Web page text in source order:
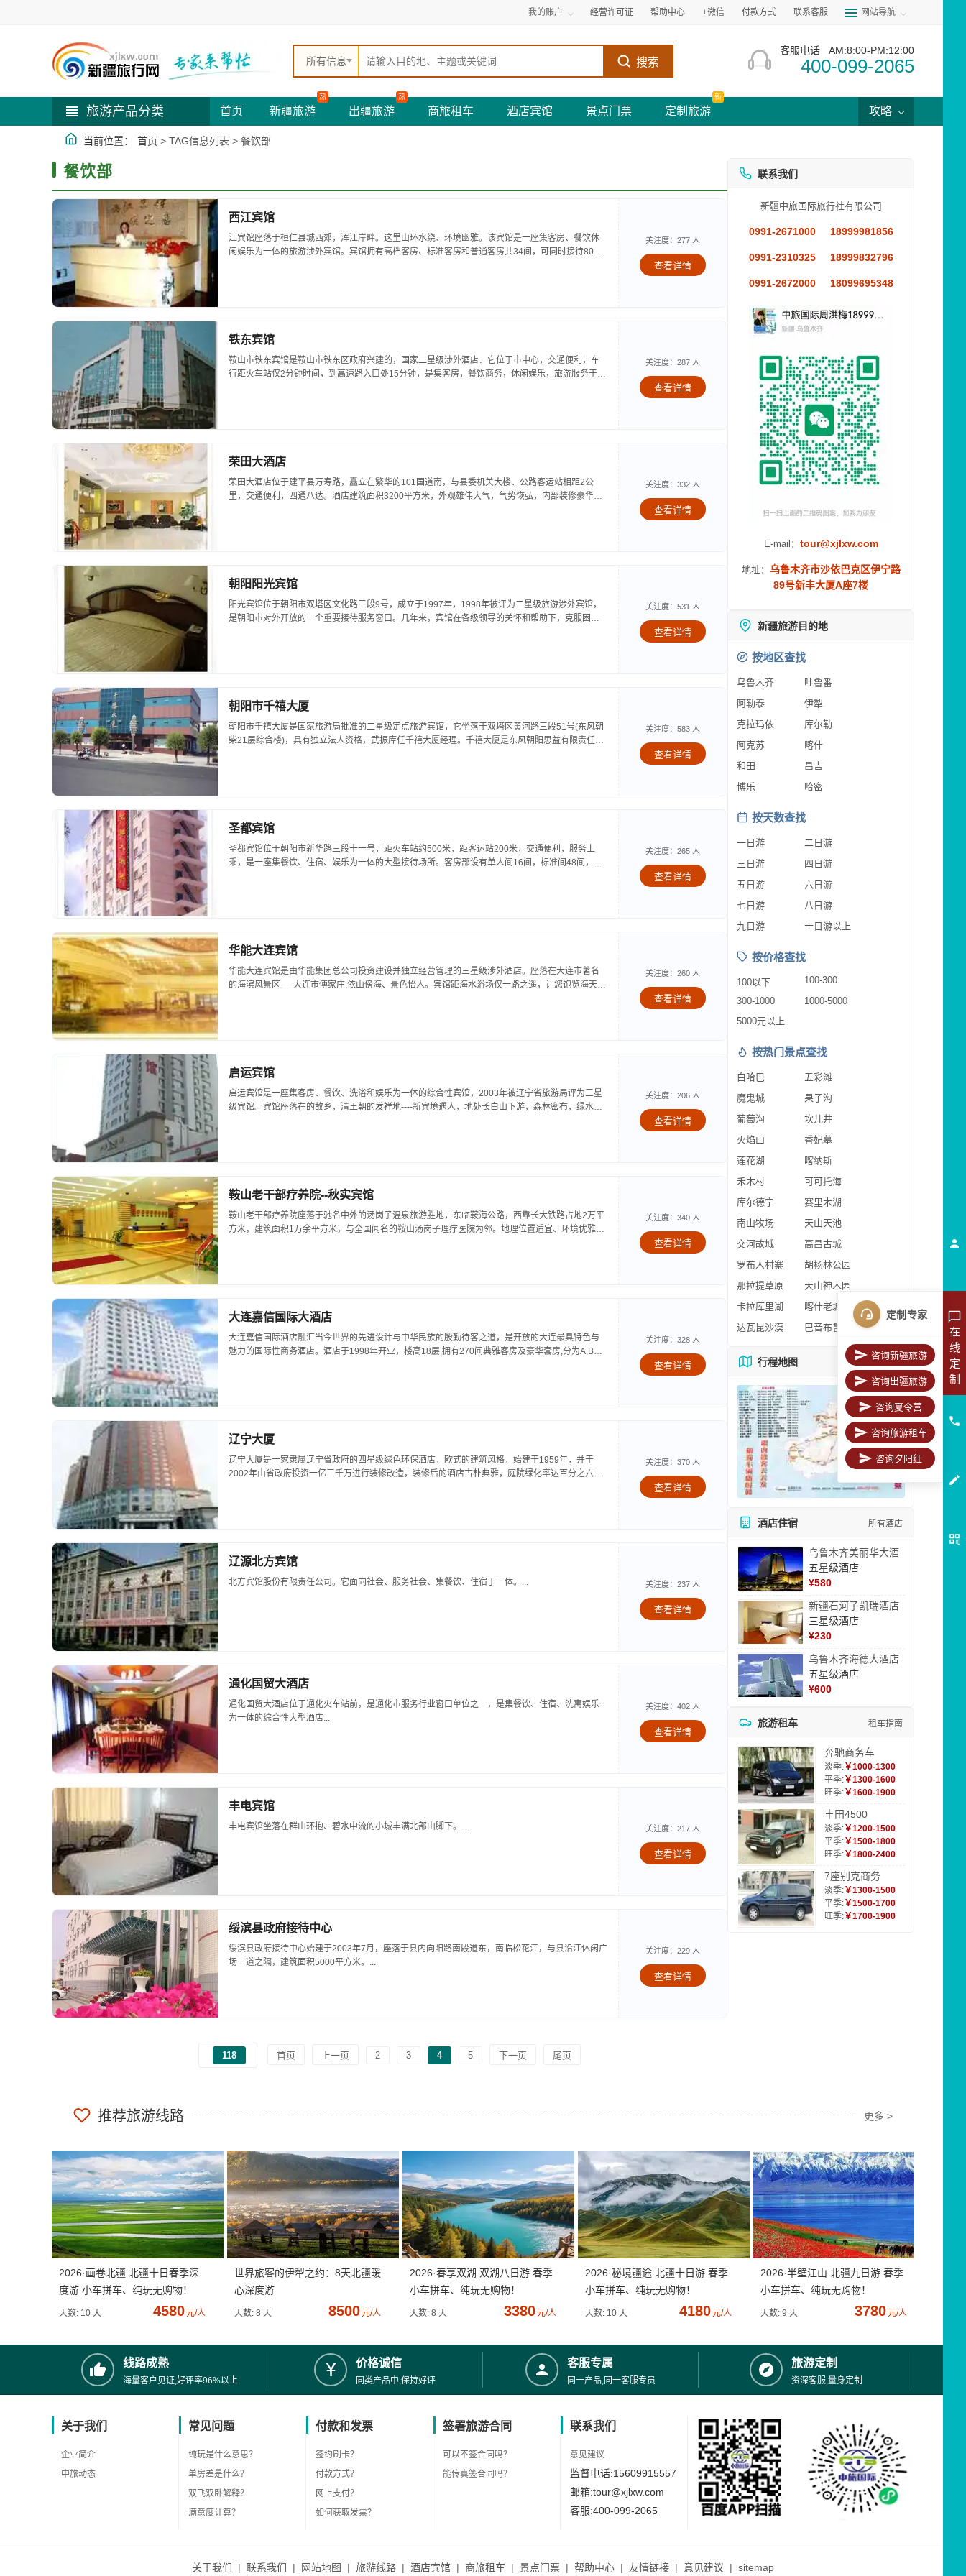
我的账户 经营许可证 帮助中心 +微信 付款方式 联系客服 网站导航
所有信息 搜索
客服电话 AM:8:00-PM:12:00
400-099-2065
旅游产品分类 首页 新疆旅游
热
出疆旅游
热
商旅租车 酒店宾馆 景点门票 定制旅游
新
攻略
当前位置： 首页 > TAG信息列表 > 餐饮部
餐饮部
西江宾馆
江宾馆座落于桓仁县城西郊，浑江岸畔。这里山环水绕、环境幽雅。该宾馆是一座集客房、餐饮休
闲娱乐为一体的旅游涉外宾馆。宾馆拥有高档客房、标准客房和普通客房共34间，可同时接待80人
关注度：277 人
查看详情
铁东宾馆
鞍山市铁东宾馆是鞍山市铁东区政府兴建的，国家二星级涉外酒店．它位于市中心，交通便利，车
行距火车站仅2分钟时间，到高速路入口处15分钟，是集客房，餐饮商务，休闲娱乐，旅游服务于一
关注度：287 人
查看详情
荣田大酒店
荣田大酒店位于建平县万寿路，矗立在繁华的101国道南，与县委机关大楼、公路客运站相距2公
里，交通便利，四通八达。酒店建筑面积3200平方米，外观雄伟大气，气势恢弘，内部装修豪华典
关注度：332 人
查看详情
朝阳阳光宾馆
阳光宾馆位于朝阳市双塔区文化路三段9号，成立于1997年，1998年被评为二星级旅游涉外宾馆，
是朝阳市对外开放的一个重要接待服务窗口。几年来，宾馆在各级领导的关怀和帮助下，克服困
关注度：531 人
查看详情
朝阳市千禧大厦
朝阳市千禧大厦是国家旅游局批准的二星级定点旅游宾馆，它坐落于双塔区黄河路三段51号(东风朝
柴21层综合楼)，具有独立法人资格，武振库任千禧大厦经理。千禧大厦是东风朝阳思益有限责任公
关注度：583 人
查看详情
圣都宾馆
圣都宾馆位于朝阳市新华路三段十一号，距火车站约500米，距客运站200米，交通便利，服务上
乘，是一座集餐饮、住宿、娱乐为一体的大型接待场所。客房部设有单人间16间，标准间48间，三
关注度：265 人
查看详情
华能大连宾馆
华能大连宾馆是由华能集团总公司投资建设并独立经营管理的三星级涉外酒店。座落在大连市著名
的海滨风景区──大连市傅家庄,依山傍海、景色怡人。宾馆距海水浴场仅一路之遥，让您饱览海天壮
关注度：260 人
查看详情
启运宾馆
启运宾馆是一座集客房、餐饮、洗浴和娱乐为一体的综合性宾馆，2003年被辽宁省旅游局评为三星
级宾馆。宾馆座落在的故乡，清王朝的发祥地----新宾境遇人，地处长白山下游，森林密布，绿水长
关注度：206 人
查看详情
鞍山老干部疗养院--秋实宾馆
鞍山老干部疗养院座落于驰名中外的汤岗子温泉旅游胜地，东临鞍海公路，西靠长大铁路占地2万平
方米，建筑面积1万余平方米，与全国闻名的鞍山汤岗子理疗医院为邻。地理位置适宜、环境优雅交
关注度：340 人
查看详情
大连嘉信国际大酒店
大连嘉信国际酒店融汇当今世界的先进设计与中华民族的殷勤待客之道，是开放的大连最具特色与
魅力的国际性商务酒店。酒店于1998年开业，楼高18层,拥有270间典雅客房及豪华套房,分为A,B两
关注度：328 人
查看详情
辽宁大厦
辽宁大厦是一家隶属辽宁省政府的四星级绿色环保酒店，欧式的建筑风格，始建于1959年，并于
2002年由省政府投资一亿三千万进行装修改造，装修后的酒店古朴典雅，庭院绿化率达百分之六
关注度：370 人
查看详情
辽源北方宾馆
北方宾馆股份有限责任公司。它面向社会、服务社会、集餐饮、住宿于一体。... 关注度：237 人
查看详情
通化国贸大酒店
通化国贸大酒店位于通化火车站前，是通化市服务行业窗口单位之一，是集餐饮、住宿、洗寓娱乐
为一体的综合性大型酒店...
关注度：402 人
查看详情
丰电宾馆
丰电宾馆坐落在群山环抱、碧水中流的小城丰满北部山脚下。... 关注度：217 人
查看详情
绥滨县政府接待中心
绥滨县政府接待中心始建于2003年7月，座落于县内向阳路南段道东，南临松花江，与县沿江休闲广
场一道之隔，建筑面积5000平方米。...
关注度：229 人
查看详情
118 首页 上一页 2 3 4 5 下一页 尾页
联系我们
新疆中旅国际旅行社有限公司
0991-2671000 18999981856
0991-2310325 18999832796
0991-2672000 18099695348
E-mail： tour@xjlxw.com
地址： 乌鲁木齐市沙依巴克区伊宁路
89号新丰大厦A座7楼
新疆旅游目的地
按地区查找
乌鲁木齐
吐鲁番
阿勒泰
伊犁
克拉玛依
库尔勒
阿克苏
喀什
和田
昌吉
博乐
哈密
按天数查找
一日游
二日游
三日游
四日游
五日游
六日游
七日游
八日游
九日游
十日游以上
按价格查找
100以下
100-300
300-1000
1000-5000
5000元以上
按热门景点查找
白哈巴
五彩滩
魔鬼城
果子沟
葡萄沟
坎儿井
火焰山
香妃墓
莲花湖
喀纳斯
禾木村
可可托海
库尔德宁
赛里木湖
南山牧场
天山天池
交河故城
高昌古城
罗布人村寨
胡杨林公园
那拉提草原
天山神木园
卡拉库里湖
喀什老城区
达瓦昆沙漠
巴音布鲁克
行程地图 更多地图
酒店住宿 所有酒店
乌鲁木齐美丽华大酒
五星级酒店
¥580
新疆石河子凯瑞酒店
三星级酒店
¥230
乌鲁木齐海德大酒店
五星级酒店
¥600
旅游租车 租车指南
奔驰商务车
淡季:￥1000-1300
平季:￥1300-1600
旺季:￥1600-1900
丰田4500
淡季:￥1200-1500
平季:￥1500-1800
旺季:￥1800-2400
7座别克商务
淡季:￥1300-1500
平季:￥1500-1700
旺季:￥1700-1900
推荐旅游线路 更多 >
2026·画卷北疆 北疆十日春季深
度游 小车拼车、纯玩无购物！
天数: 10 天 4580元/人
世界旅客的伊犁之约：8天北疆暖
心深度游
天数: 8 天 8500元/人
2026·春享双湖 双湖八日游 春季
小车拼车、纯玩无购物！
天数: 8 天 3380元/人
2026·秘境疆途 北疆十日游 春季
小车拼车、纯玩无购物！
天数: 10 天 4180元/人
2026·半壁江山 北疆九日游 春季
小车拼车、纯玩无购物！
天数: 9 天 3780元/人
线路成熟
海量客户见证,好评率96%以上
价格诚信
同类产品中,保持好评
客服专属
同一产品,同一客服专员
旅游定制
资深客服,量身定制
关于我们
企业简介
中旅动态
常见问题
纯玩是什么意思？
单房差是什么？
双飞双卧解释？
满意度计算？
付款和发票
签约刷卡？
付款方式？
网上支付？
如何获取发票？
签署旅游合同
可以不签合同吗？
能传真签合同吗？
联系我们
意见建议
监督电话:15609915557
邮箱:tour@xjlxw.com
客服:400-099-2065
关于我们 | 联系我们 | 网站地图 | 旅游线路 | 酒店宾馆 | 商旅租车 | 景点门票 | 帮助中心 | 友情链接 | 意见建议 | sitemap
在
线
定
制
定制专家
咨询新疆旅游
咨询出疆旅游
咨询夏令营
咨询旅游租车
咨询夕阳红